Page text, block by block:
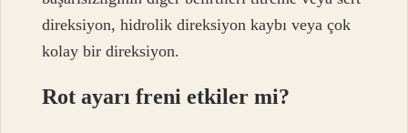
direksiyon, hidrolik direksiyon kaybı veya çok
kolay bir direksiyon.
Rot ayarı freni etkiler mi?